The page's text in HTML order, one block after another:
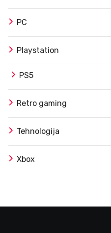
PC
Playstation
PS5
Retro gaming
Tehnologija
Xbox